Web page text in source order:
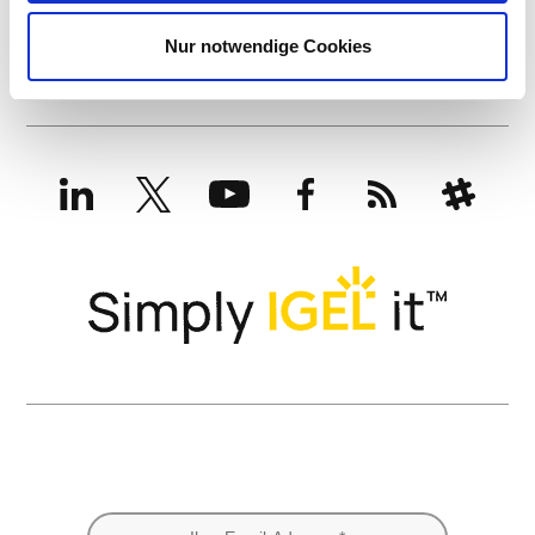
Nur notwendige Cookies
LinkedInX
(formerly
Twitter)
YouTubeFacebookRSS Slack